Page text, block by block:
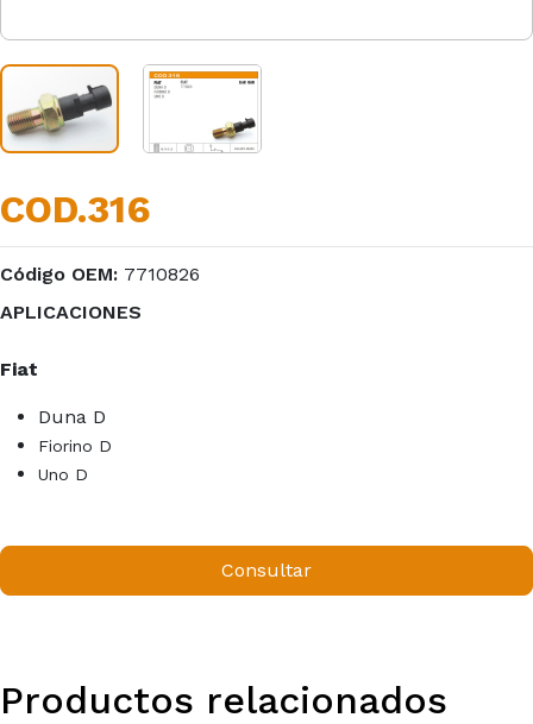
COD.316
Código OEM: 7710826
APLICACIONES
Fiat
Duna D
Fiorino D
Uno D
Consultar
Productos relacionados